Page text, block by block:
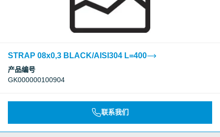
STRAP 08x0,3 BLACK/AISI304 L=400
产品编号
GK000000100904
联系我们